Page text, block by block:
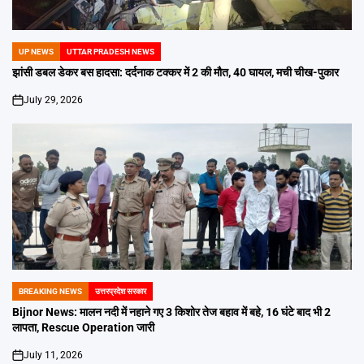
POSTED
IN
UP NEWS UTTAR PRADESH NEWS
झांसी डबल डेकर बस हादसा: दर्दनाक टक्कर में 2 की मौत, 40 घायल, मची चीख-पुकार
on
July 29, 2026
POSTED
IN
BREAKING NEWS उत्तरप्रदेश सरकार
Bijnor News: मालन नदी में नहाने गए 3 किशोर तेज बहाव में बहे, 16 घंटे बाद भी 2
लापता, Rescue Operation जारी
on
July 11, 2026